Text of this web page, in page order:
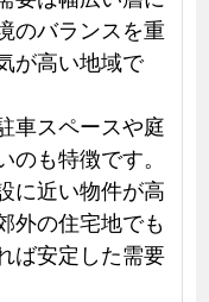
のバランスを重
が高い地域で
車スペースや庭
も特徴です。
に近い物件が高
外の住宅地でも
ば安定した需要